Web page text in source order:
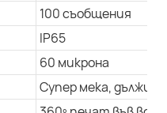
100 съобщения
IP65
60 микрона
Супер мека,